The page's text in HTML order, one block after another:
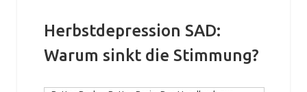
Herbstdepression SAD:
Warum sinkt die Stimmung?